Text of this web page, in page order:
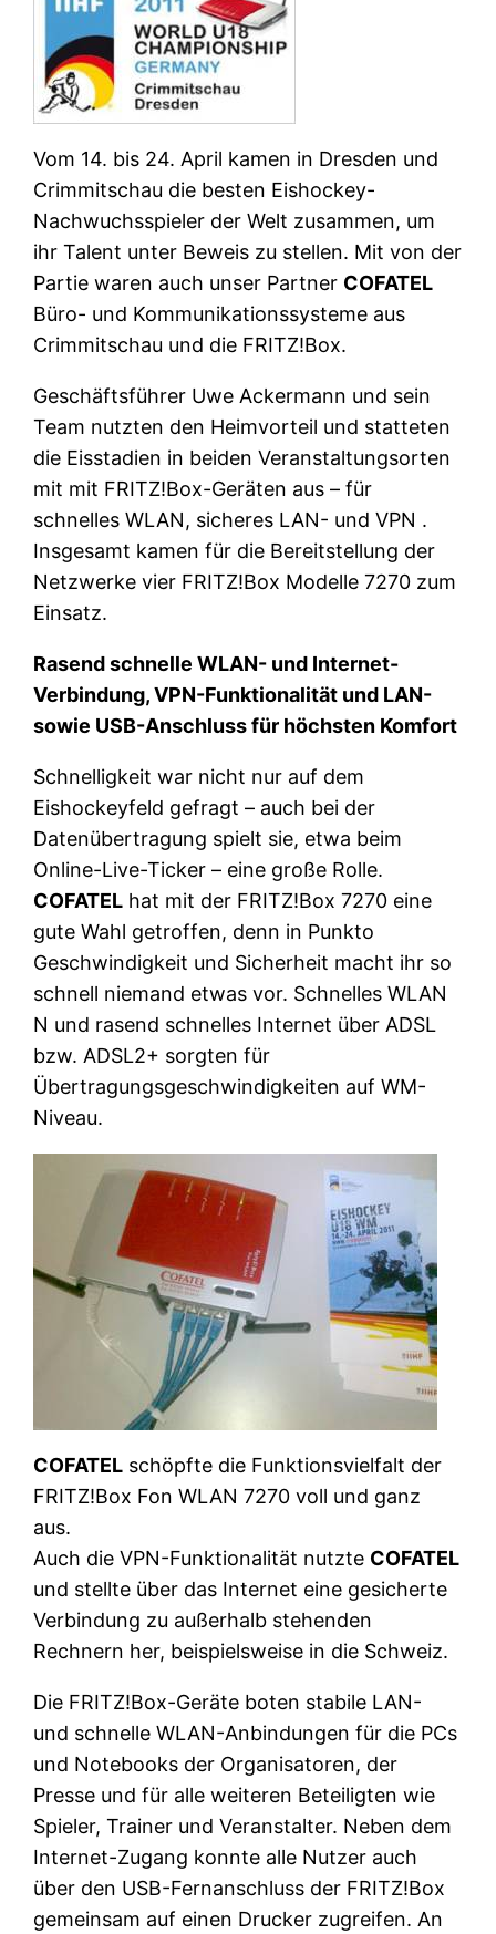
Vom 14. bis 24. April kamen in Dresden und
Crimmitschau die besten Eishockey-
Nachwuchsspieler der Welt zusammen, um
ihr Talent unter Beweis zu stellen. Mit von der
Partie waren auch unser Partner COFATEL
Büro- und Kommunikationssysteme aus
Crimmitschau und die FRITZ!Box.
Geschäftsführer Uwe Ackermann und sein
Team nutzten den Heimvorteil und statteten
die Eisstadien in beiden Veranstaltungsorten
mit mit FRITZ!Box-Geräten aus – für
schnelles WLAN, sicheres LAN- und VPN .
Insgesamt kamen für die Bereitstellung der
Netzwerke vier FRITZ!Box Modelle 7270 zum
Einsatz.
Rasend schnelle WLAN- und Internet-
Verbindung, VPN-Funktionalität und LAN-
sowie USB-Anschluss für höchsten Komfort
Schnelligkeit war nicht nur auf dem
Eishockeyfeld gefragt – auch bei der
Datenübertragung spielt sie, etwa beim
Online-Live-Ticker – eine große Rolle.
COFATEL hat mit der FRITZ!Box 7270 eine
gute Wahl getroffen, denn in Punkto
Geschwindigkeit und Sicherheit macht ihr so
schnell niemand etwas vor. Schnelles WLAN
N und rasend schnelles Internet über ADSL
bzw. ADSL2+ sorgten für
Übertragungsgeschwindigkeiten auf WM-
Niveau.
COFATEL schöpfte die Funktionsvielfalt der
FRITZ!Box Fon WLAN 7270 voll und ganz
aus.
Auch die VPN-Funktionalität nutzte COFATEL
und stellte über das Internet eine gesicherte
Verbindung zu außerhalb stehenden
Rechnern her, beispielsweise in die Schweiz.
Die FRITZ!Box-Geräte boten stabile LAN-
und schnelle WLAN-Anbindungen für die PCs
und Notebooks der Organisatoren, der
Presse und für alle weiteren Beteiligten wie
Spieler, Trainer und Veranstalter. Neben dem
Internet-Zugang konnte alle Nutzer auch
über den USB-Fernanschluss der FRITZ!Box
gemeinsam auf einen Drucker zugreifen. An